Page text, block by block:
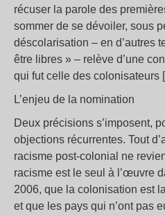
récuser la parole des
sommer de se dévoiler, sous
déscolarisation – en d’autres
être libres » – relève d’une
qui fut celle des colonisateurs
L’enjeu de la nomination
Deux précisions s’imposent,
objections récurrentes. Tout
racisme post-colonial ne
racisme est le seul à l’œuvre
2006, que la colonisation est
et que les pays qui n’ont pas